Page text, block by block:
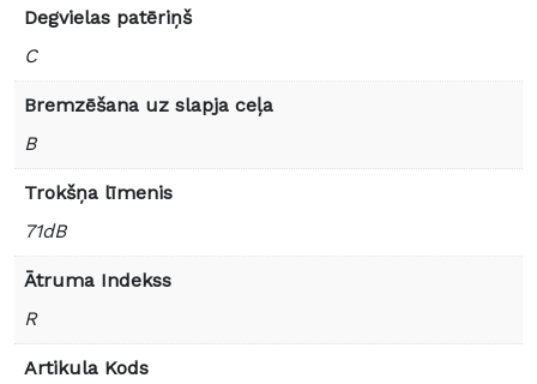
Degvielas patēriņš
C
Bremzēšana uz slapja ceļa
B
Trokšņa līmenis
71dB
Ātruma Indekss
R
Artikula Kods